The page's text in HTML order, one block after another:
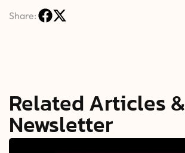
Share:
Related Articles &
Newsletter